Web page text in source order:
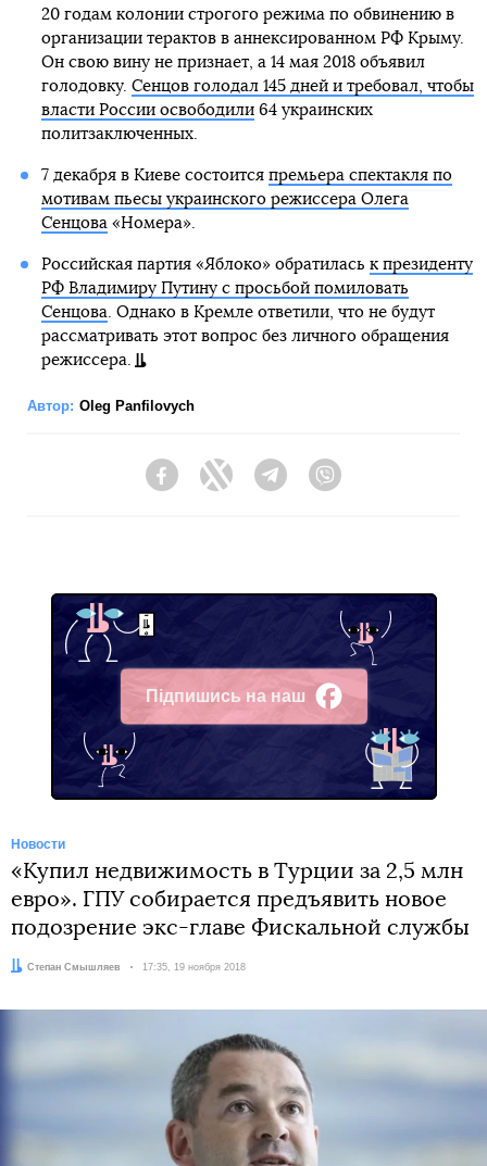
20 годам колонии строгого режима по обвинению в
организации терактов в аннексированном РФ Крыму.
Он свою вину не признает, а 14 мая 2018 объявил
голодовку. Сенцов голодал 145 дней и требовал, чтобы
власти России освободили64 украинских
политзаключенных.
7 декабря в Киеве состоится премьера спектакля по
мотивам пьесы украинского режиссера Олега
Сенцова«Номера».
Российская партия «Яблоко» обратилась к президенту
РФ Владимиру Путину с просьбой помиловать
Сенцова. Однако в Кремле ответили, что не будут
рассматривать этот вопрос без личного обращения
режиссера.
Автор: Oleg Panfilovych
FacebookTwitter Telegram
Підпишись на наш
Facebook
Новости
«Купил недвижимость в Турции за 2,5 млн
евро». ГПУ собирается предъявить новое
подозрение экс-главе Фискальной службы
Автор:
Степан Смышляев Дата:
17:35, 19 ноября 2018